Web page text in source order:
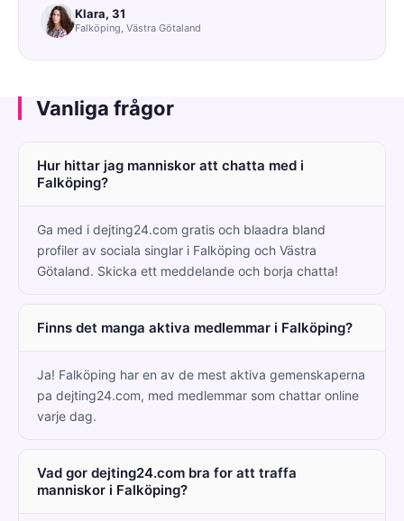
Klara, 31
Falköping, Västra Götaland
Vanliga frågor
Hur hittar jag manniskor att chatta med i
Falköping?
Ga med i dejting24.com gratis och blaadra bland
profiler av sociala singlar i Falköping och Västra
Götaland. Skicka ett meddelande och borja chatta!
Finns det manga aktiva medlemmar i Falköping?
Ja! Falköping har en av de mest aktiva gemenskaperna
pa dejting24.com, med medlemmar som chattar online
varje dag.
Vad gor dejting24.com bra for att traffa
manniskor i Falköping?